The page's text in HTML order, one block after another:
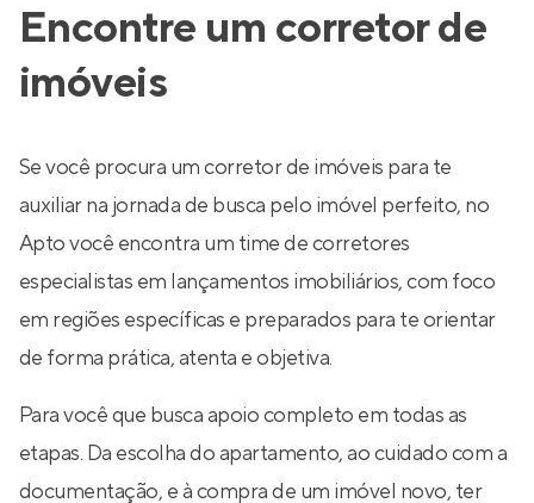
Encontre um corretor de
imóveis
Se você procura um corretor de imóveis para te
auxiliar na jornada de busca pelo imóvel perfeito, no
Apto você encontra um time de corretores
especialistas em lançamentos imobiliários, com foco
em regiões específicas e preparados para te orientar
de forma prática, atenta e objetiva.
Para você que busca apoio completo em todas as
etapas. Da escolha do apartamento, ao cuidado com a
documentação, e à compra de um imóvel novo, ter